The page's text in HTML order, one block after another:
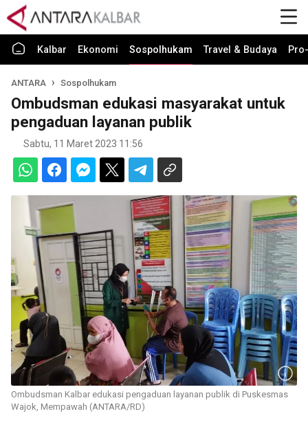
Kalbar Ekonomi Sospolhukam Travel & Budaya
ANTARA Sospolhukam
Ombudsman edukasi masyarakat untuk
pengaduan layanan publik
Sabtu, 11 Maret 2023 11:56
Ombudsman Kalbar edukasi pengaduan layanan publik di Puskesmas
Wajok, Mempawah (ANTARA/RD)